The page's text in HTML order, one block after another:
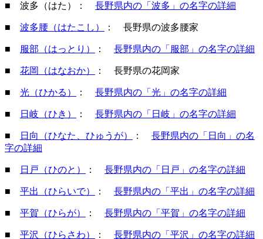
■ 波多（はた）： 長野県内の「波多」の名字の詳細
■ 波多腰（はたこし） ： 長野県の波多腰家
■ 服部（はっとり） ： 長野県内の「服部」の名字の詳細
■ 花岡（はなおか） ： 長野県の花岡家
■ 光（ひかる） ： 長野県内の「光」の名字の詳細
■ 日岐（ひき） ： 長野県内の「日岐」の名字の詳細
■ 日向（ひなた、ひゅうが） ： 長野県内の「日向」の名
字の詳細
■ 日戸（ひのと） ： 長野県内の「日戸」の名字の詳細
■ 平出（ひらいで） ： 長野県内の「平出」の名字の詳細
■ 平賀（ひらが） ： 長野県内の「平賀」の名字の詳細
■ 平沢（ひらさわ） ： 長野県内の「平沢」の名字の詳細